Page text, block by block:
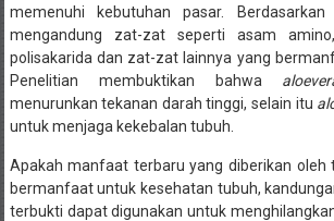
memenuhi kebutuhan pasar. Berdasarkan
mengandung zat-zat seperti asam
polisakarida dan zat-zat lainnya yang
Penelitian membuktikan bahwa
menurunkan tekanan darah tinggi, selain itu
untuk menjaga kekebalan tubuh.
Apakah manfaat terbaru yang diberikan oleh
bermanfaat untuk kesehatan tubuh,
terbukti dapat digunakan untuk